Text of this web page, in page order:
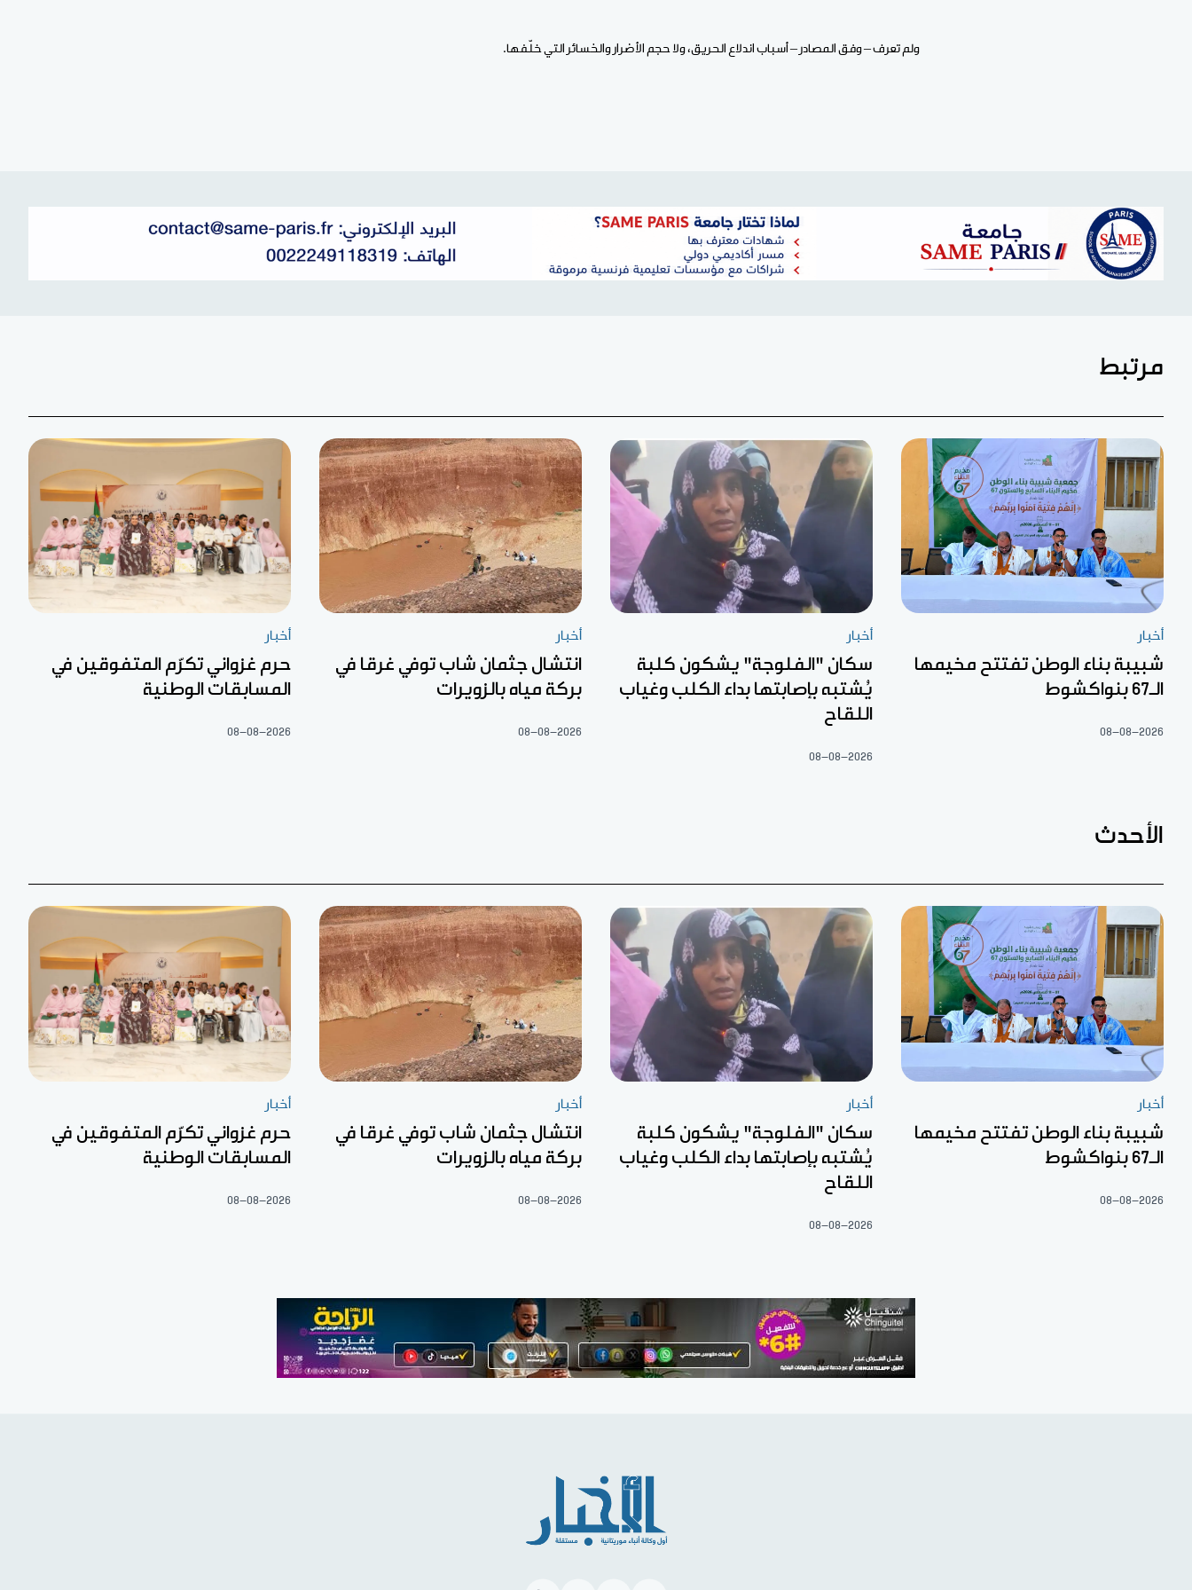
ولم تعرف – وفق المصادر – أسباب اندلاع الحريق، ولا حجم الأضرار والخسائر التي خلّفها.
مرتبط
أخبار
شبيبة بناء الوطن تفتتح مخيمها
الـ67 بنواكشوط
08-08-2026
أخبار
سكان "الفلوجة" يشكون كلبة
يُشتبه بإصابتها بداء الكلب وغياب
اللقاح
08-08-2026
أخبار
انتشال جثمان شاب توفي غرقا في
بركة مياه بالزويرات
08-08-2026
أخبار
حرم غزواني تكرّم المتفوقين في
المسابقات الوطنية
08-08-2026
الأحدث
أخبار
شبيبة بناء الوطن تفتتح مخيمها
الـ67 بنواكشوط
08-08-2026
أخبار
سكان "الفلوجة" يشكون كلبة
يُشتبه بإصابتها بداء الكلب وغياب
اللقاح
08-08-2026
أخبار
انتشال جثمان شاب توفي غرقا في
بركة مياه بالزويرات
08-08-2026
أخبار
حرم غزواني تكرّم المتفوقين في
المسابقات الوطنية
08-08-2026